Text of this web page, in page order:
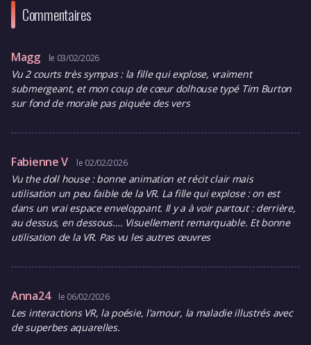
Commentaires
Magg le 03/02/2026
Vu 2 courts très sympas : la fille qui explose, vraiment
submergeant, et mon coup de cœur dolhouse typé Tim Burton
sur fond de morale pas piquée des vers
Fabienne V le 02/02/2026
Vu the doll house : bonne animation et récit clair mais
utilisation un peu faible de la VR. La fille qui explose : on est
dans un vrai espace enveloppant. Il y a à voir partout : derrière,
au dessus, en dessous…. Visuellement remarquable. Et bonne
utilisation de la VR. Pas vu les autres œuvres
Anna24 le 06/02/2026
Les interactions VR, la poésie, l'amour, la maladie illustrés avec
de superbes aquarelles.